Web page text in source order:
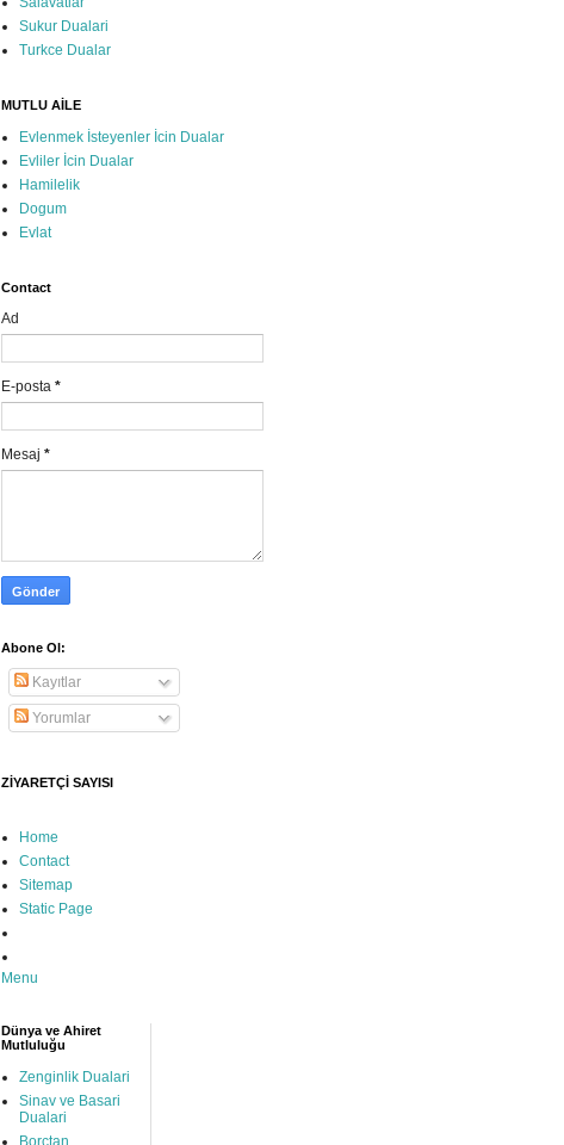
Sukur Dualari
Turkce Dualar
MUTLU AİLE
Evlenmek İsteyenler İcin Dualar
Evliler İcin Dualar
Hamilelik
Dogum
Evlat
Contact
Ad
E-posta *
Mesaj *
Abone Ol:
Kayıtlar
Yorumlar
ZİYARETÇİ SAYISI
Home
Contact
Sitemap
Static Page
Menu
Dünya ve Ahiret
Mutluluğu
Zenginlik Dualari
Sinav ve Basari
Dualari
Borctan